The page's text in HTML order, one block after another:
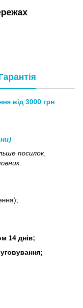
від 3000 грн
посилок,
14 днів;